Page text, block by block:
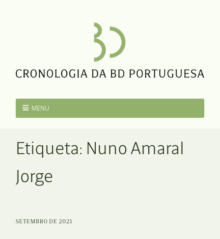
MENU
Etiqueta: Nuno Amaral
Jorge
SETEMBRO DE 2021